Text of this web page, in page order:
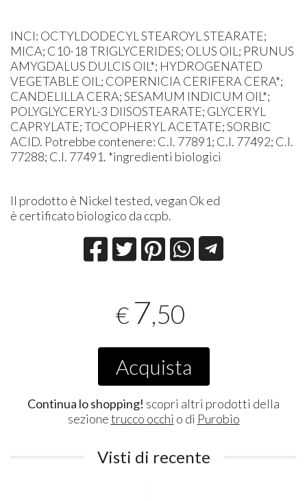
INCI: OCTYLDODECYL STEAROYL STEARATE;
MICA; C10-18 TRIGLYCERIDES; OLUS OIL; PRUNUS
AMYGDALUS DULCIS OIL*; HYDROGENATED
VEGETABLE OIL; COPERNICIA CERIFERA CERA*;
CANDELILLA CERA; SESAMUM INDICUM OIL*;
POLYGLYCERYL-3 DIISOSTEARATE; GLYCERYL
CAPRYLATE; TOCOPHERYL ACETATE; SORBIC
ACID. Potrebbe contenere: C.I. 77891; C.I. 77492; C.I.
77288; C.I. 77491. *ingredienti biologici
Il prodotto è Nickel tested, vegan Ok ed
è certificato biologico da ccpb.
€ 7,50
Acquista
Continua lo shopping! scopri altri prodotti della
sezionetrucco occhi o di Purobio
Visti di recente